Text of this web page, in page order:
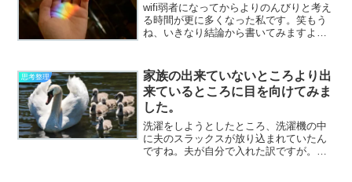
wifi弱者になってからよりのんびりと考え
る時間が更に多くなった私です。笑もう
ね、いきなり結論から書いてみますよ。
になっていることが多くいつまでも長生
きしてね。とか、ま...
思考整理
家族の出来ていないところより出
来ているところに目を向けてみま
した。
洗濯をしようとしたところ、洗濯機の中
に夫のスラックスが放り込まれていたん
ですね。夫が自分で入れた訳ですが。よ